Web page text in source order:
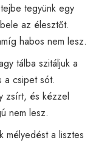
tegyünk egy
az élesztőt.
habos nem lesz.
tálba szitáljuk a
a csipet sót.
zsírt, és kézzel
nem lesz.
mélyedést a lisztes